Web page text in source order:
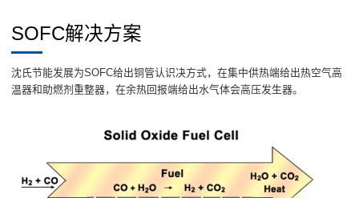
SOFC解决方案
沈氏节能发展为SOFC给出铜管认识决方式，在集中供热端给出热空气高
温器和助燃剂重整器，在余热回报端给出水气体会高压发生器。